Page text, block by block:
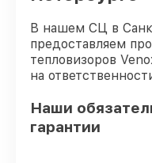
В нашем СЦ в
предоставляем
тепловизоров
на
Наши
гарантии